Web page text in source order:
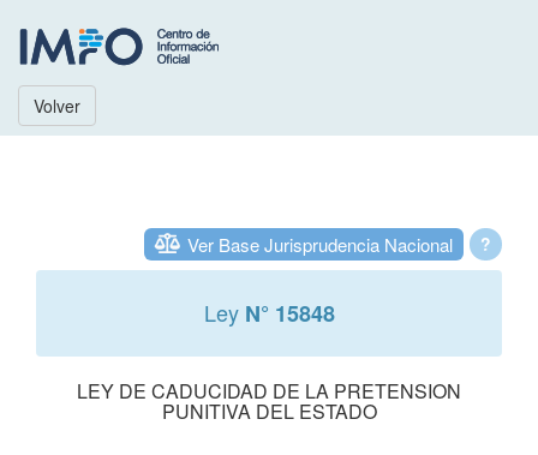
Volver
?
Ver Base Jurisprudencia Nacional
Ley N° 15848
LEY DE CADUCIDAD DE LA PRETENSION
PUNITIVA DEL ESTADO